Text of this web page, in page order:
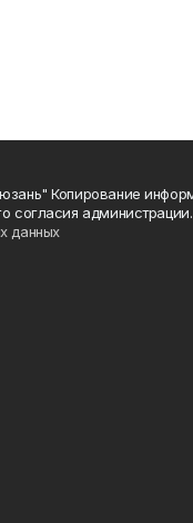
Копирование
согласия администрации.
данных